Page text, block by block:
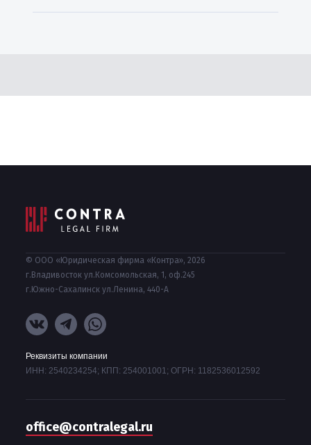
© ООО «Юридическая фирма «Контра», 2026
г.Владивосток ул.Комсомольская, 1, оф.245
г.Южно-Сахалинск ул.Ленина, 440-А
Реквизиты компании
ИНН: 2540234254; КПП: 254001001; ОГРН: 1182536012592
office@contralegal.ru